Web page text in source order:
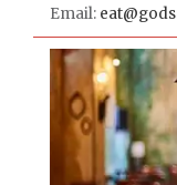
Email: